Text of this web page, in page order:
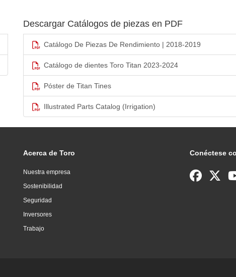
Descargar Catálogos de piezas en PDF
Catálogo De Piezas De Rendimiento | 2018-2019
Catálogo de dientes Toro Titan 2023-2024
Póster de Titan Tines
Illustrated Parts Catalog (Irrigation)
Acerca de Toro
Nuestra empresa
Sostenibilidad
Seguridad
Inversores
Trabajo
Conéctese